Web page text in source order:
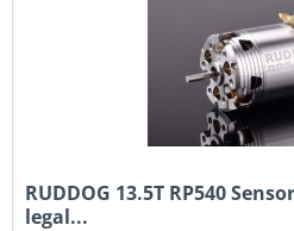
RUDDOG 13.5T RP540
legal...